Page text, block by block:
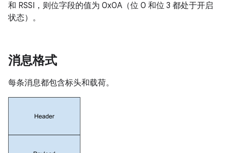
和 RSSI，则位字段的值为 0x0A（位 0 和位 3 都处于开启
状态）。
消息格式
每条消息都包含标头和载荷。